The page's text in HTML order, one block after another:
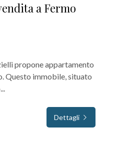
a Fermo
propone appartamento
Questo immobile, situato
Dettagli